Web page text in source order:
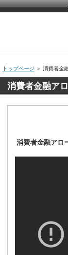
トップページ ＞ 消費者金
消費者金融ア
消費者金融アロ